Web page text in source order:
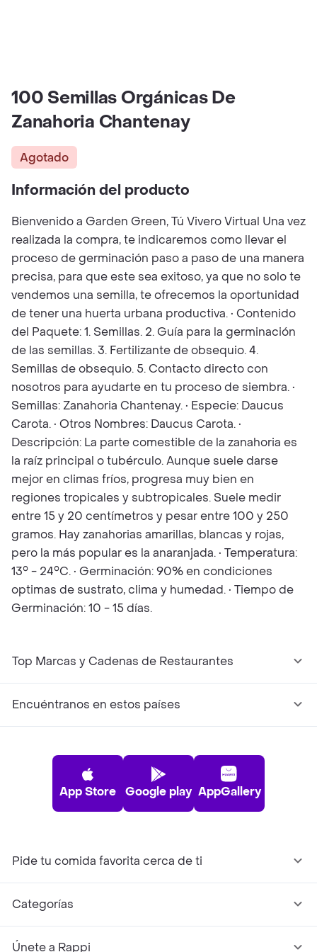
100 Semillas Orgánicas De
Zanahoria Chantenay
Agotado
Información del producto
Bienvenido a Garden Green, Tú Vivero Virtual Una vez
realizada la compra, te indicaremos como llevar el
proceso de germinación paso a paso de una manera
precisa, para que este sea exitoso, ya que no solo te
vendemos una semilla, te ofrecemos la oportunidad
de tener una huerta urbana productiva. • Contenido
del Paquete: 1. Semillas. 2. Guía para la germinación
de las semillas. 3. Fertilizante de obsequio. 4.
Semillas de obsequio. 5. Contacto directo con
nosotros para ayudarte en tu proceso de siembra. •
Semillas: Zanahoria Chantenay. • Especie: Daucus
Carota. • Otros Nombres: Daucus Carota. •
Descripción: La parte comestible de la zanahoria es
la raíz principal o tubérculo. Aunque suele darse
mejor en climas fríos, progresa muy bien en
regiones tropicales y subtropicales. Suele medir
entre 15 y 20 centímetros y pesar entre 100 y 250
gramos. Hay zanahorias amarillas, blancas y rojas,
pero la más popular es la anaranjada. • Temperatura:
13° - 24°C. • Germinación: 90% en condiciones
optimas de sustrato, clima y humedad. • Tiempo de
Germinación: 10 - 15 días.
Top Marcas y Cadenas de Restaurantes
Encuéntranos en estos países
App Store Google play AppGallery
Pide tu comida favorita cerca de ti
Categorías
Únete a Rappi